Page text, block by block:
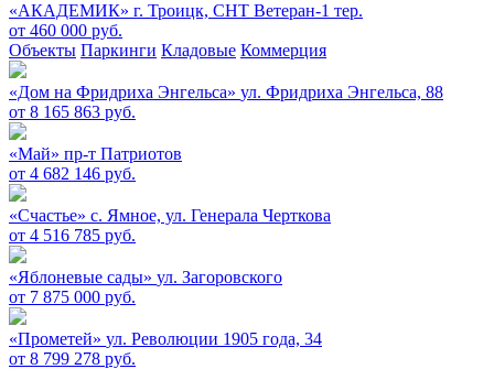
«АКАДЕМИК» г. Троицк, СНТ Ветеран-1 тер.
от 460 000 руб.
Объекты Паркинги Кладовые Коммерция
«Дом на Фридриха Энгельса» ул. Фридриха Энгельса, 88
от 8 165 863 руб.
«Май» пр-т Патриотов
от 4 682 146 руб.
«Счастье» c. Ямное, ул. Генерала Черткова
от 4 516 785 руб.
«Яблоневые сады» ул. Загоровского
от 7 875 000 руб.
«Прометей» ул. Революции 1905 года, 34
от 8 799 278 руб.